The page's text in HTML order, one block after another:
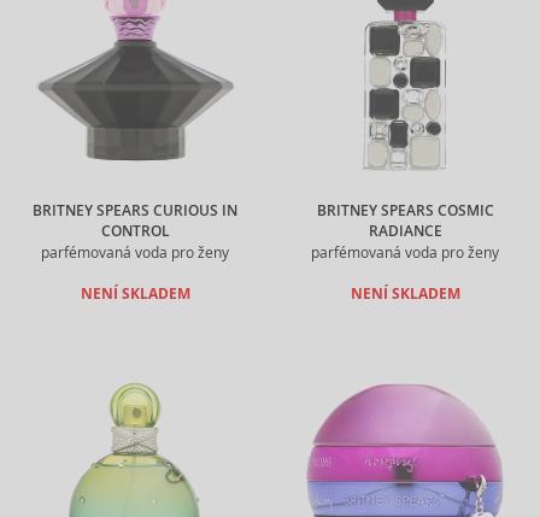
BRITNEY SPEARS CURIOUS IN
CONTROL
parfémovaná voda pro ženy
NENÍ SKLADEM
BRITNEY SPEARS COSMIC
RADIANCE
parfémovaná voda pro ženy
NENÍ SKLADEM